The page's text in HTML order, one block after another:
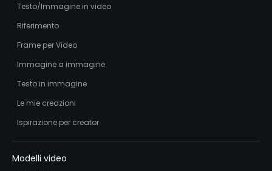
Testo/Immagine in video
Riferimento
Frame per Video
Immagine a immagine
Testo in immagine
Le mie creazioni
Ispirazione per creator
Modelli video